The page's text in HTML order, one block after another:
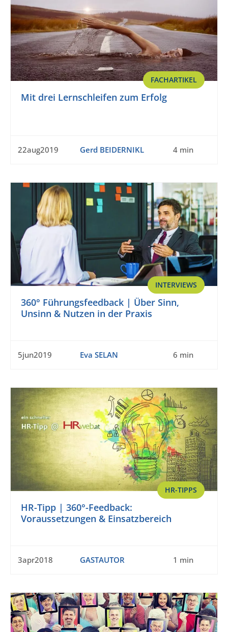
FACHARTIKEL
Mit drei Lernschleifen zum Erfolg
22aug2019 Gerd BEIDERNIKL 4 min
INTERVIEWS
360° Führungsfeedback | Über Sinn,
Unsinn & Nutzen in der Praxis
5jun2019 Eva SELAN 6 min
HR-TIPPS
HR-Tipp | 360°-Feedback:
Voraussetzungen & Einsatzbereich
3apr2018 GASTAUTOR 1 min